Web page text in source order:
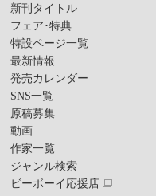
新刊タイトル
フェア･特典
特設ページ一覧
最新情報
発売カレンダー
SNS一覧
原稿募集
動画
作家一覧
ジャンル検索
ビーボーイ応援店